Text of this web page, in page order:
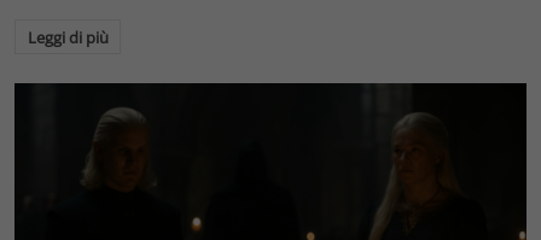
Leggi di più